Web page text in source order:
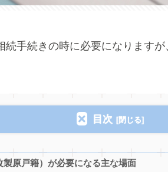
続手続きの時に必要になります
目次
製原戸籍）が必要になる主な場面